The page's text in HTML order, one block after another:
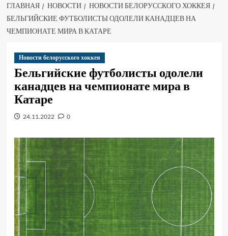
ГЛАВНАЯ НОВОСТИ
НОВОСТИ БЕЛОРУССКОГО ХОККЕЯ
БЕЛЬГИЙСКИЕ ФУТБОЛИСТЫ ОДОЛЕЛИ КАНАДЦЕВ НА
ЧЕМПИОНАТЕ МИРА В КАТАРЕ
Новости белорусского хоккея
Бельгийские футболисты одолели
канадцев на чемпионате мира в
Катаре
24.11.2022 0